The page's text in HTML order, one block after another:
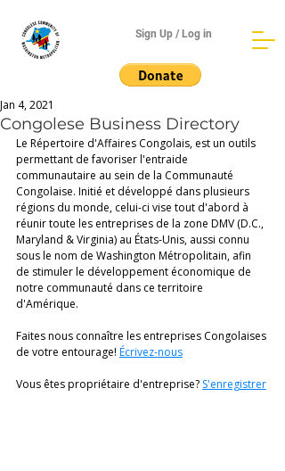
Sign Up / Log in
Congolese Business Directory
Jan 4, 2021
Le Répertoire d'Affaires Congolais, est un outils
permettant de favoriser l'entraide
communautaire au sein de la Communauté
Congolaise. Initié et développé dans plusieurs
régions du monde, celui-ci vise tout d'abord à
réunir toute les entreprises de la zone DMV (D.C.,
Maryland & Virginia) au États-Unis, aussi connu
sous le nom de Washington Métropolitain, afin
de stimuler le développement économique de
notre communauté dans ce territoire
d'Amérique.
Faites nous connaître les entreprises Congolaises
de votre entourage! Écrivez-nous
Vous êtes propriétaire d'entreprise? S'enregistrer